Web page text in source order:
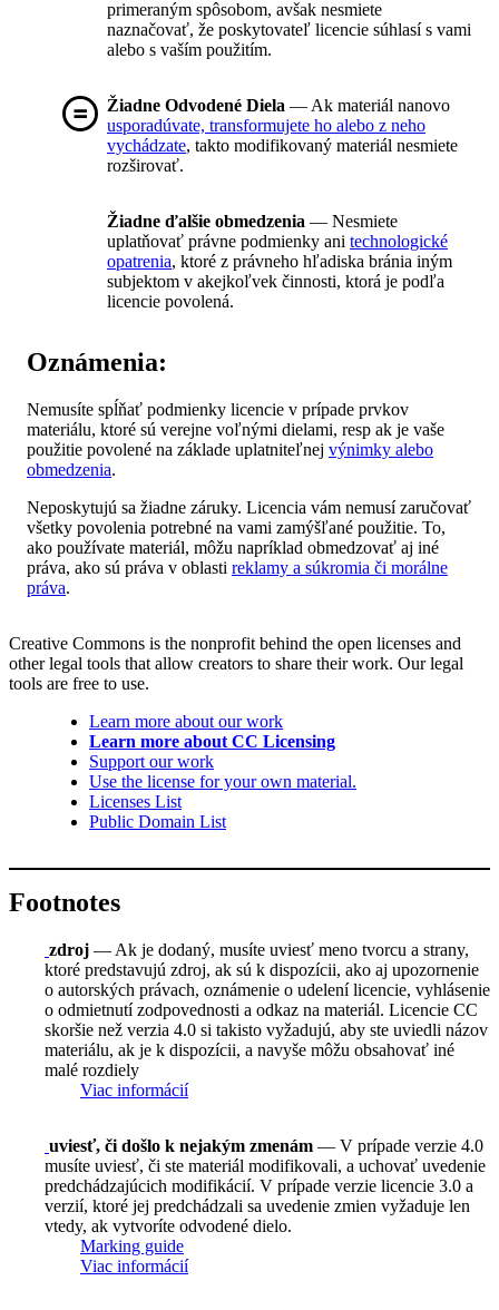
primeraným spôsobom, avšak nesmiete
naznačovať, že poskytovateľ licencie súhlasí s vami
alebo s vaším použitím.
Žiadne Odvodené Diela — Ak materiál nanovo
usporadúvate, transformujete ho alebo z neho
vychádzate, takto modifikovaný materiál nesmiete
rozširovať.
Žiadne ďalšie obmedzenia — Nesmiete
uplatňovať právne podmienky ani technologické
opatrenia, ktoré z právneho hľadiska bránia iným
subjektom v akejkoľvek činnosti, ktorá je podľa
licencie povolená.
Oznámenia:
Nemusíte spĺňať podmienky licencie v prípade prvkov
materiálu, ktoré sú verejne voľnými dielami, resp ak je vaše
použitie povolené na základe uplatniteľnej výnimky alebo
obmedzenia.
Neposkytujú sa žiadne záruky. Licencia vám nemusí zaručovať
všetky povolenia potrebné na vami zamýšľané použitie. To,
ako používate materiál, môžu napríklad obmedzovať aj iné
práva, ako sú práva v oblasti reklamy a súkromia či morálne
práva.
Creative Commons is the nonprofit behind the open licenses and
other legal tools that allow creators to share their work. Our legal
tools are free to use.
Learn more about our work
Learn more about CC Licensing
Support our work
Use the license for your own material.
Licenses List
Public Domain List
Footnotes
zdroj — Ak je dodaný, musíte uviesť meno tvorcu a strany,
ktoré predstavujú zdroj, ak sú k dispozícii, ako aj upozornenie
o autorských právach, oznámenie o udelení licencie, vyhlásenie
o odmietnutí zodpovednosti a odkaz na materiál. Licencie CC
skoršie než verzia 4.0 si takisto vyžadujú, aby ste uviedli názov
materiálu, ak je k dispozícii, a navyše môžu obsahovať iné
malé rozdiely
Viac informácií
uviesť, či došlo k nejakým zmenám — V prípade verzie 4.0
musíte uviesť, či ste materiál modifikovali, a uchovať uvedenie
predchádzajúcich modifikácií. V prípade verzie licencie 3.0 a
verzií, ktoré jej predchádzali sa uvedenie zmien vyžaduje len
vtedy, ak vytvoríte odvodené dielo.
Marking guide
Viac informácií